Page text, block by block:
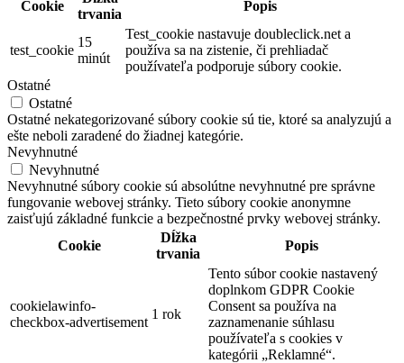
Cookie
trvania
Popis
test_cookie
15
minút
Test_cookie nastavuje doubleclick.net a
používa sa na zistenie, či prehliadač
používateľa podporuje súbory cookie.
Ostatné
Ostatné
Ostatné nekategorizované súbory cookie sú tie, ktoré sa analyzujú a
ešte neboli zaradené do žiadnej kategórie.
Nevyhnutné
Nevyhnutné
Nevyhnutné súbory cookie sú absolútne nevyhnutné pre správne
fungovanie webovej stránky. Tieto súbory cookie anonymne
zaisťujú základné funkcie a bezpečnostné prvky webovej stránky.
Cookie
Dĺžka
trvania
Popis
cookielawinfo-
checkbox-advertisement
1 rok
Tento súbor cookie nastavený
doplnkom GDPR Cookie
Consent sa používa na
zaznamenanie súhlasu
používateľa s cookies v
kategórii „Reklamné“.